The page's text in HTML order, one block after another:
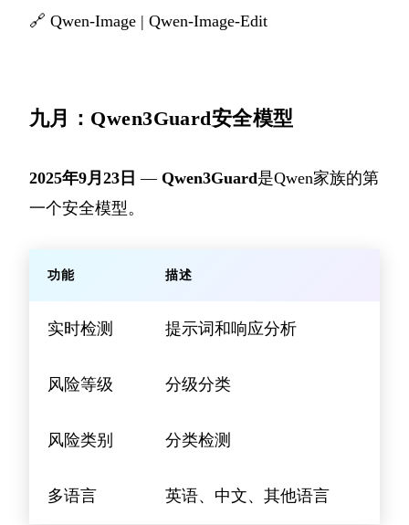
🔗 Qwen-Image | Qwen-Image-Edit
九月：Qwen3Guard安全模型
2025年9月23日 — Qwen3Guard是Qwen家族的第
一个安全模型。
功能 描述
实时检测 提示词和响应分析
风险等级 分级分类
风险类别 分类检测
多语言 英语、中文、其他语言